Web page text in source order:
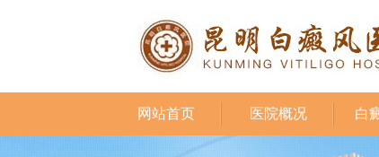
网站首页 医院概况 白